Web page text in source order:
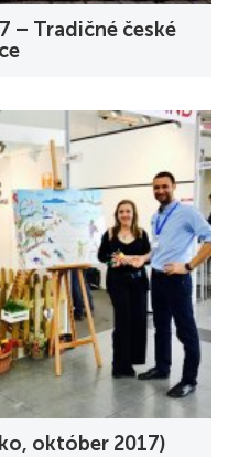
– Tradičné české
október 2017)